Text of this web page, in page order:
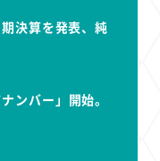
決算を発表、純
ンバー」開始。